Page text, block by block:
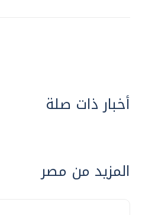
أخبار ذات صلة
المزيد من مصر